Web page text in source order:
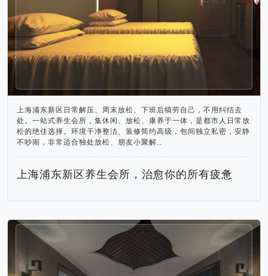
上海浦东新区日常解压、周末放松、下班后犒劳自己，不用纠结去
处。一站式养生会所，集休闲、放松、康养于一体，是都市人日常放
松的绝佳选择。环境干净整洁、装修简约高级，包间独立私密，安静
不吵闹，非常适合独处放松、朋友小聚解…
上海浦东新区养生会所，治愈你的所有疲惫